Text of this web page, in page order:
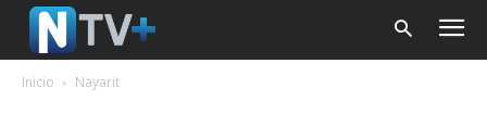
Inicio Nayarit